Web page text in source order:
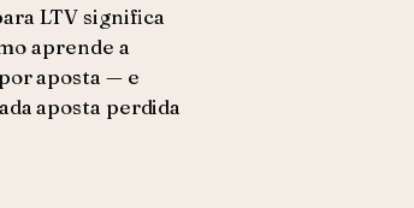
LTV significa
aprende a
aposta — e
aposta perdida